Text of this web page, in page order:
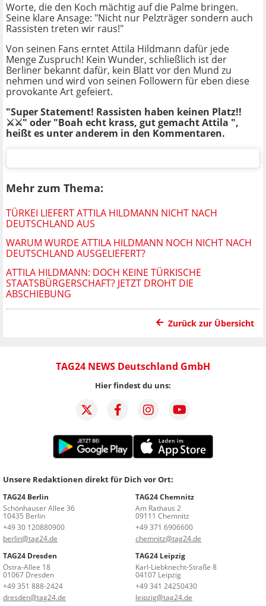
Worte, die den Koch mächtig auf die Palme bringen.
Seine klare Ansage: "Nicht nur Pelzträger sondern auch
Rassisten treten wir raus!"
Von seinen Fans erntet Attila Hildmann dafür jede
Menge Zuspruch! Kein Wunder, schließlich ist der
Berliner bekannt dafür, kein Blatt vor den Mund zu
nehmen und wird von seinen Followern für eben diese
provokante Art gefeiert.
"Super Statement! Rassisten haben keinen Platz!!
⚔️⚔️" oder "Boah echt krass, gut gemacht Attila ",
heißt es unter anderem in den Kommentaren.
Mehr zum Thema:
TÜRKEI LIEFERT ATTILA HILDMANN NICHT NACH
DEUTSCHLAND AUS
WARUM WURDE ATTILA HILDMANN NOCH NICHT NACH
DEUTSCHLAND AUSGELIEFERT?
ATTILA HILDMANN: DOCH KEINE TÜRKISCHE
STAATSBÜRGERSCHAFT? JETZT DROHT DIE
ABSCHIEBUNG
Zurück zur Übersicht
TAG24 NEWS Deutschland GmbH
Hier findest du uns:
Unsere Redaktionen direkt für Dich vor Ort:
TAG24 Berlin
Schönhauser Allee 36
10435 Berlin
+49 30 120880900
berlin@tag24.de
TAG24 Chemnitz
Am Rathaus 2
09111 Chemnitz
+49 371 6906600
chemnitz@tag24.de
TAG24 Dresden
Ostra-Allee 18
01067 Dresden
+49 351 888-2424
dresden@tag24.de
TAG24 Leipzig
Karl-Liebknecht-Straße 8
04107 Leipzig
+49 341 24250430
leipzig@tag24.de